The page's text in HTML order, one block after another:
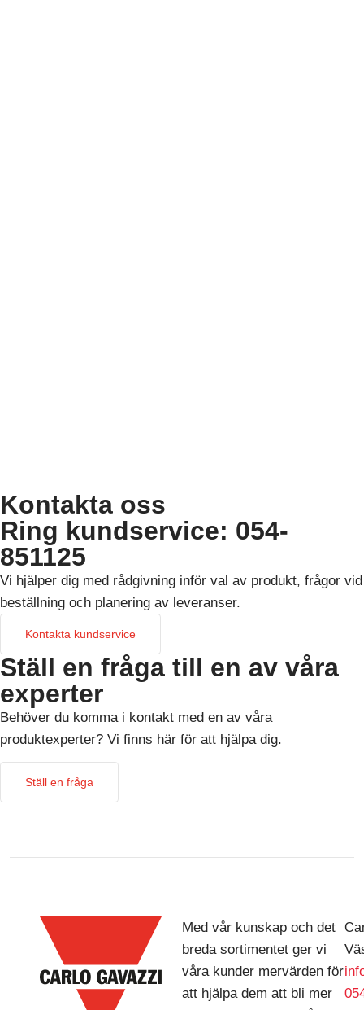
Kontakta oss
Ring kundservice: 054-
851125
Vi hjälper dig med rådgivning inför val av produkt, frågor vid
beställning och planering av leveranser.
Kontakta kundservice
Ställ en fråga till en av våra
experter
Behöver du komma i kontakt med en av våra
produktexperter? Vi finns här för att hjälpa dig.
Ställ en fråga
Med vår kunskap och det
breda sortimentet ger vi
våra kunder mervärden för
att hjälpa dem att bli mer